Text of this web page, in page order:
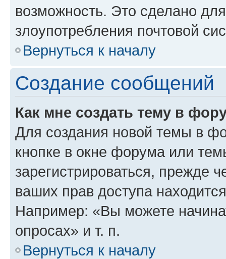
возможность. Это сделано
злоупотребления почтовой
Вернуться к началу
Создание сообщений
Как мне создать тему в
Для создания новой темы в
кнопке в окне форума или
зарегистрироваться, прежде
ваших прав доступа
Например: «Вы можете
опросах» и т. п.
Вернуться к началу